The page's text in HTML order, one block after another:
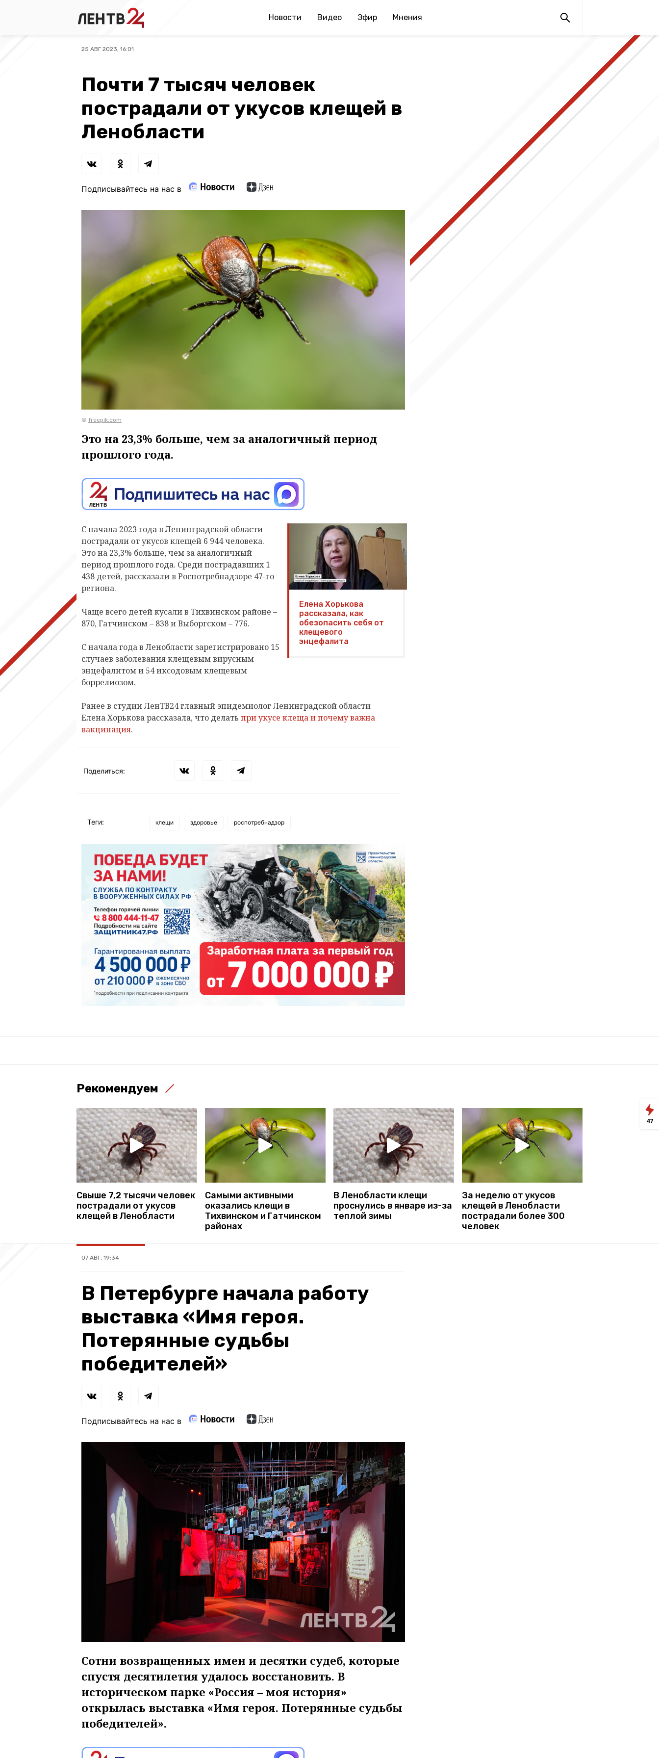
Новости Видео Эфир Мнения
25 АВГ 2023, 16:01
Почти 7 тысяч человек
пострадали от укусов клещей в
Ленобласти
Подписывайтесь на нас в
© freepik.com
Это на 23,3% больше, чем за аналогичный период
прошлого года.
Елена Хорькова
рассказала, как
обезопасить себя от
клещевого
энцефалита
С начала 2023 года в Ленинградской области
пострадали от укусов клещей 6 944 человека.
Это на 23,3% больше, чем за аналогичный
период прошлого года. Среди пострадавших 1
438 детей, рассказали в Роспотребнадзоре 47-го
региона.
Чаще всего детей кусали в Тихвинском районе –
870, Гатчинском – 838 и Выборгском – 776.
С начала года в Ленобласти зарегистрировано 15
случаев заболевания клещевым вирусным
энцефалитом и 54 иксодовым клещевым
боррелиозом.
Ранее в студии ЛенТВ24 главный эпидемиолог Ленинградской области
Елена Хорькова рассказала, что делать при укусе клеща и почему важна
вакцинация.
Поделиться:
Теги: клещи здоровье роспотребнадзор
Рекомендуем
Свыше 7,2 тысячи человек
пострадали от укусов
клещей в Ленобласти
Самыми активными
оказались клещи в
Тихвинском и Гатчинском
районах
В Ленобласти клещи
проснулись в январе из-за
теплой зимы
За неделю от укусов
клещей в Ленобласти
пострадали более 300
человек
07 АВГ, 19:34
В Петербурге начала работу
выставка «Имя героя.
Потерянные судьбы
победителей»
Подписывайтесь на нас в
Сотни возвращенных имен и десятки судеб, которые
спустя десятилетия удалось восстановить. В
историческом парке «Россия – моя история»
открылась выставка «Имя героя. Потерянные судьбы
победителей».
47